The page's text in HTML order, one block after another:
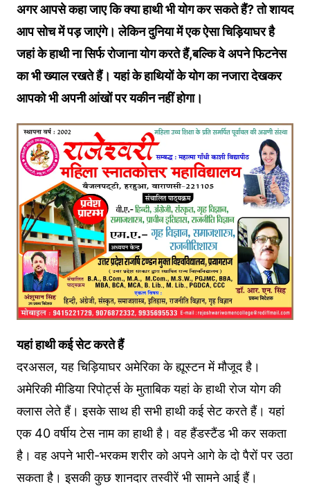
अगर आपसे कहा जाए कि क्या हाथी भी योग कर सकते हैं? तो शायद
आप सोच में पड़ जाएंगे। लेकिन दुनिया में एक ऐसा चिड़ियाघर है
जहां के हाथी ना सिर्फ रोजाना योग करते हैं,बल्कि वे अपने फिटनेस
का भी ख्याल रखते हैं। यहां के हाथियों के योग का नजारा देखकर
आपको भी अपनी आंखों पर यकीन नहीं होगा।
यहां हाथी कई सेट करते हैं
दरअसल, यह चिड़ियाघर अमेरिका के ह्यूस्टन में मौजूद है।
अमेरिकी मीडिया रिपोर्ट्स के मुताबिक यहां के हाथी रोज योग की
क्लास लेते हैं। इसके साथ ही सभी हाथी कई सेट करते हैं। यहां
एक 40 वर्षीय टेस नाम का हाथी है। वह हैंडस्टैंड भी कर सकता
है। वह अपने भारी-भरकम शरीर को अपने आगे के दो पैरों पर उठा
सकता है। इसकी कुछ शानदार तस्वीरें भी सामने आई हैं।